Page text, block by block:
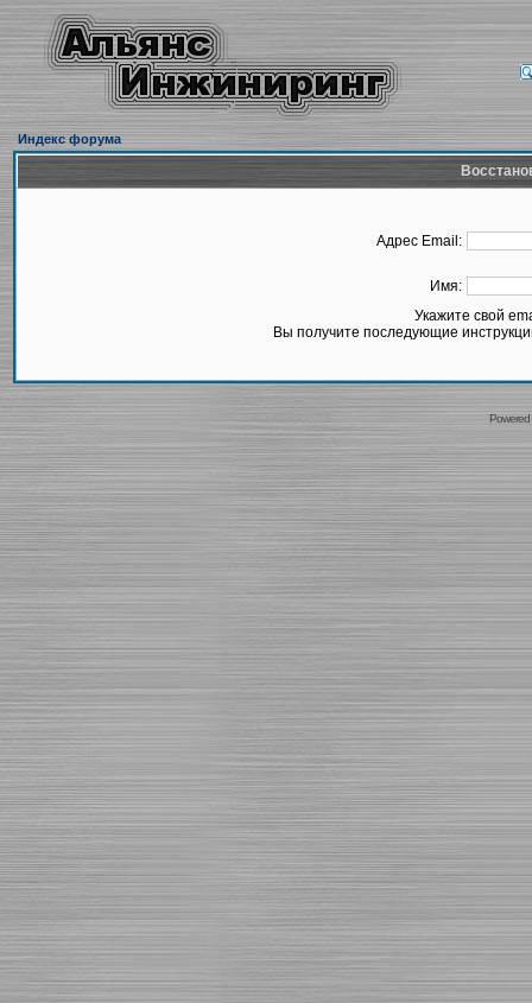
Индекс форума
Адрес Email:
Имя:
Укажите свой
Вы получите последующие